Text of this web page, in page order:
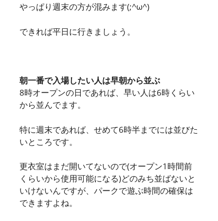
やっぱり週末の方が混みます(;^ω^)
できれば平日に行きましょう。
朝一番で入場したい人は早朝から並ぶ
8時オープンの日であれば、早い人は6時くらい
から並んでます。
特に週末であれば、せめて6時半までには並びた
いところです。
更衣室はまだ開いてないので(オープン1時間前
くらいから使用可能になる)どのみち並ばないと
いけないんですが、パークで遊ぶ時間の確保は
できますよね。